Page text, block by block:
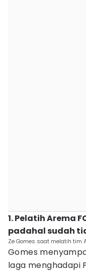
1. Pelatih Arema
padahal sudah
Ze Gomes saat melatih tim
Gomes
laga menghadapi